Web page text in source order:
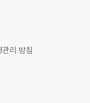
리 방침